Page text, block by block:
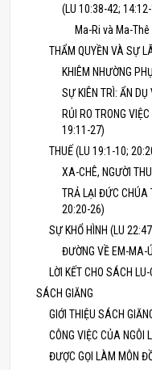
(LU 10:38-42;
Ma-Ri và Ma-
THẨM QUYỀN VÀ SỰ
KHIÊM NHƯỜNG
SỰ KIÊN TRÌ: ẨN
RỦI RO TRONG
19:11-27)
THUẾ (LU 19:1-10;
XA-CHÊ, NGƯỜI
TRẢ LẠI ĐỨC CHÚA
20:20-26)
SỰ KHỔ HÌNH (LU
ĐƯỜNG VỀ EM-MA-
LỜI KẾT CHO SÁCH
SÁCH GIĂNG
GIỚI THIỆU SÁCH
CÔNG VIỆC CỦA NGÔI
ĐƯỢC GỌI LÀM MÔN